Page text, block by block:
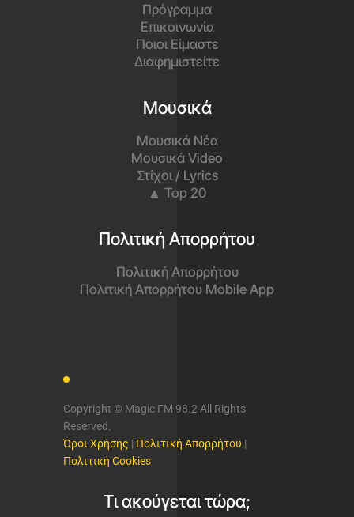
Πρόγραμμα
Επικοινωνία
Ποιοι Είμαστε
Διαφημιστείτε
Μουσικά
Μουσικά Νέα
Μουσικά Video
Στίχοι / Lyrics
▲ Top 20
Πολιτική Απορρήτου
Πολιτική Απορρήτου
Πολιτική Απορρήτου Mobile App
Copyright © Magic FM 98.2 All Rights
Reserved.
Όροι Χρήσης | Πολιτική Απορρήτου |
Πολιτική Cookies
Τι ακούγεται τώρα;